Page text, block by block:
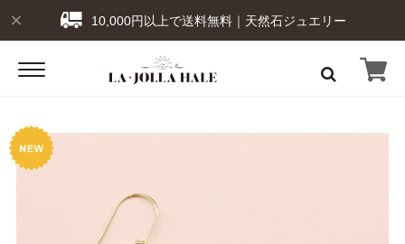
10,000円以上で送料無料｜天然石ジュエリー